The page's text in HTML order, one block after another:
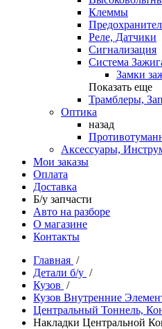
Клеммы
Реле, Датчики
Сигнализация
Система
Замки
Показать еще
Трамблеры,
Оптика
назад
Аксессуары,
Мои заказы
Оплата
Доставка
Б/у запчасти
Авто на разборе
О магазине
Контакты
Главная /
Детали б/у /
Кузов /
Кузов Внутренние
Центральный Тоннель,
Накладки Центральной